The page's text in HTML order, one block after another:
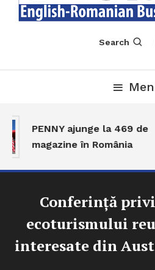
Search
PENNY ajunge la 469 de
magazine în România
Conferință
ecoturismului
interesate din